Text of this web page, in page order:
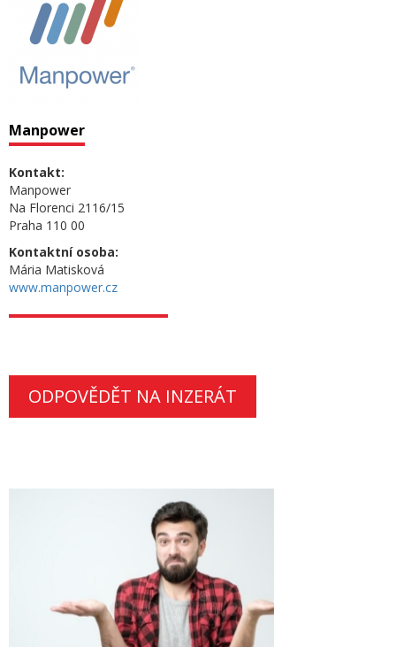
Manpower
Kontakt:
Manpower
Na Florenci 2116/15
Praha 110 00
Kontaktní osoba:
Mária Matisková
www.manpower.cz
ODPOVĚDĚT NA INZERÁT